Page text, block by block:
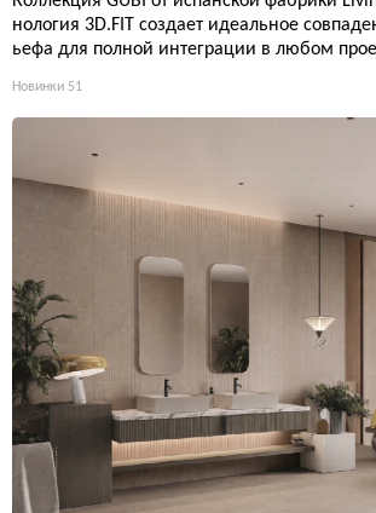
нология 3D.FIT создает идеальное
ьефа для полной интеграции в любом
Новинки 51